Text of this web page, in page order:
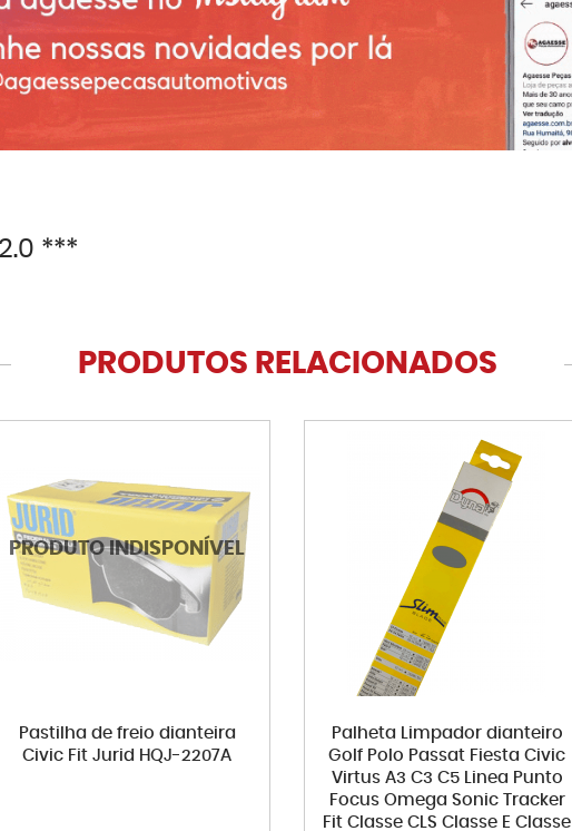
***
PRODUTOS RELACIONADOS
Pastilha de freio dianteira
Civic Fit Jurid HQJ-2207A
Palheta Limpador dianteiro
Golf Polo Passat Fiesta Civic
Virtus A3 C3 C5 Linea Punto
Focus Omega Sonic Tracker
Fit Classe CLS Classe E Classe